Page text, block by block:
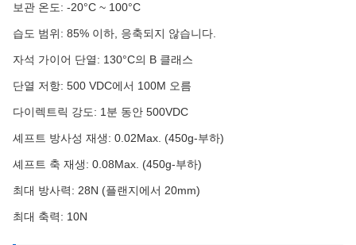
보관 온도: -20°C ~ 100°C
습도 범위: 85% 이하, 응축되지 않습니다.
자석 가이어 단열: 130°C의 B 클래스
단열 저항: 500 VDC에서 100M 오름
다이렉트릭 강도: 1분 동안 500VDC
셰프트 방사성 재생: 0.02Max. (450g-부하)
셰프트 축 재생: 0.08Max. (450g-부하)
최대 방사력: 28N (플랜지에서 20mm)
최대 축력: 10N